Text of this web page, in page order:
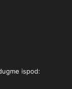
ispod: